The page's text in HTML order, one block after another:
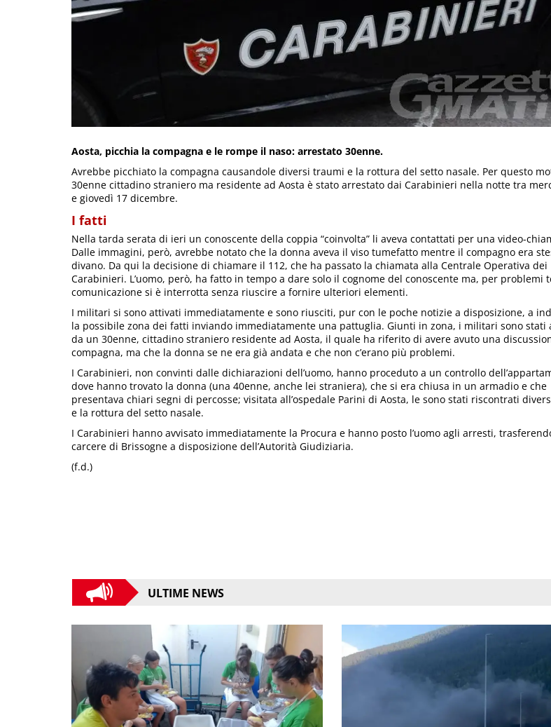
Aosta, picchia la compagna e le rompe il naso: arrestato 30enne.
Avrebbe picchiato la compagna causandole diversi traumi e la rottura del setto nasale. Per questo
30enne cittadino straniero ma residente ad Aosta è stato arrestato dai Carabinieri nella notte tra
e giovedì 17 dicembre.
I fatti
Nella tarda serata di ieri un conoscente della coppia “coinvolta” li aveva contattati per una video-
Dalle immagini, però, avrebbe notato che la donna aveva il viso tumefatto mentre il compagno era
divano. Da qui la decisione di chiamare il 112, che ha passato la chiamata alla Centrale Operativa dei
Carabinieri. L’uomo, però, ha fatto in tempo a dare solo il cognome del conoscente ma, per problemi
comunicazione si è interrotta senza riuscire a fornire ulteriori elementi.
I militari si sono attivati immediatamente e sono riusciti, pur con le poche notizie a disposizione, a
la possibile zona dei fatti inviando immediatamente una pattuglia. Giunti in zona, i militari sono stati
da un 30enne, cittadino straniero residente ad Aosta, il quale ha riferito di avere avuto una
compagna, ma che la donna se ne era già andata e che non c’erano più problemi.
I Carabinieri, non convinti dalle dichiarazioni dell’uomo, hanno proceduto a un controllo
dove hanno trovato la donna (una 40enne, anche lei straniera), che si era chiusa in un armadio e che
presentava chiari segni di percosse; visitata all’ospedale Parini di Aosta, le sono stati riscontrati
e la rottura del setto nasale.
I Carabinieri hanno avvisato immediatamente la Procura e hanno posto l’uomo agli arresti,
carcere di Brissogne a disposizione dell’Autorità Giudiziaria.
(f.d.)
ULTIME NEWS